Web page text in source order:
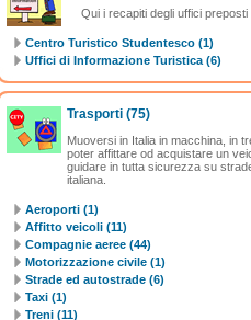
Qui i recapiti degli uffici
Centro Turistico Studentesco (1)
Uffici di Informazione Turistica (6)
Trasporti (75)
Muoversi in Italia in macchina, in
poter affittare od acquistare un
guidare in tutta sicurezza su
italiana.
Aeroporti (1)
Affitto veicoli (11)
Compagnie aeree (44)
Motorizzazione civile (1)
Strade ed autostrade (6)
Taxi (1)
Treni (11)